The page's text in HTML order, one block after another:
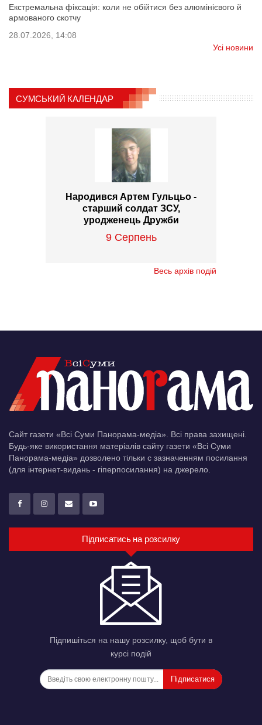
Екстремальна фіксація: коли не обійтися без алюмінієвого й
армованого скотчу
28.07.2026, 14:08
Усі новини
СУМСЬКИЙ КАЛЕНДАР
Народився Артем Гульцьо -
старший солдат ЗСУ,
уродженець Дружби
9 Серпень
Весь архів подій
Сайт газети «Всі Суми Панорама-медіа». Всі права захищені.
Будь-яке використання матеріалів сайту газети «Всі Суми
Панорама-медіа» дозволено тільки c зазначенням посилання
(для інтернет-видань - гіперпосилання) на джерело.
Підписатись на розсилку
Підпишіться на нашу розсилку, щоб бути в
курсі подій
Підписатися